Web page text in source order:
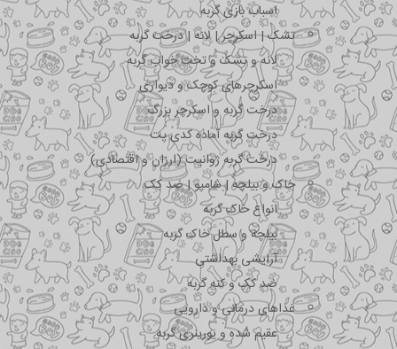
اسباب بازی گربه
تشک | اسکرچر | لانه | درخت گربه
لانه و تشک و تخت خواب گربه
اسکرچرهای کوچک و دیواری
درخت گربه و اسکرچر بزرگ
درخت گربه آماده کدی پت
درخت گربه ژوانیت (ارزان و اقتصادی)
خاک و بیلچه | شامپو | ضد کک
انواع خاک گربه
بیلچه و سطل خاک گربه
آرایشی بهداشتی
ضد کک و کنه گربه
غذاهای درمانی و دارویی
عقیم شده و یورینری گربه